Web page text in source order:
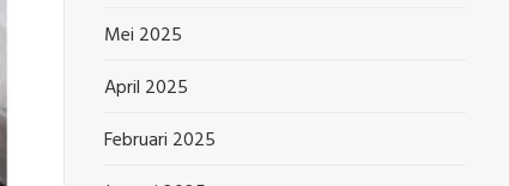
Mei 2025
April 2025
Februari 2025